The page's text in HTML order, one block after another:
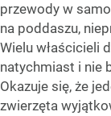
przewody w
na poddaszu,
Wielu właścicieli
natychmiast i nie
Okazuje się, że
zwierzęta